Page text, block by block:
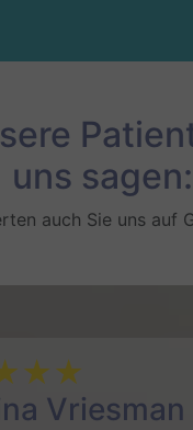
uns sagen:
auch Sie uns auf
Görkes